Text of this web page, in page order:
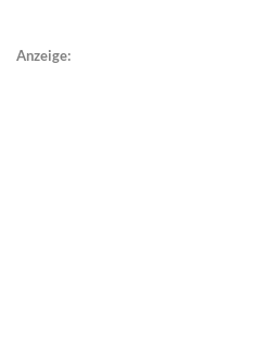
Anzeige: